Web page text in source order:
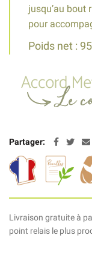
jusqu’au bout
pour
Poids net :
Livraison gratuite à
point relais le plus
Partager